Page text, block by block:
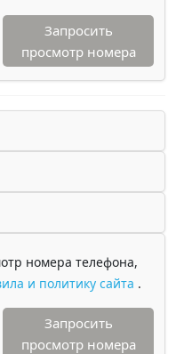
Запросить
просмотр номера
номера телефона,
и политику сайта .
Запросить
просмотр номера